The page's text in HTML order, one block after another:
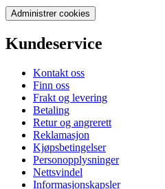
Administrer cookies
Kundeservice
Kontakt oss
Finn oss
Frakt og levering
Betaling
Retur og angrerett
Reklamasjon
Kjøpsbetingelser
Personopplysninger
Nettsvindel
Informasjonskapsler